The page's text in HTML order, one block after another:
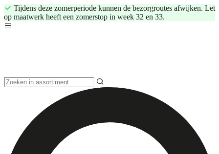
Tijdens deze zomerperiode kunnen de bezorgroutes afwijken. Let
op maatwerk heeft een zomerstop in week 32 en 33.